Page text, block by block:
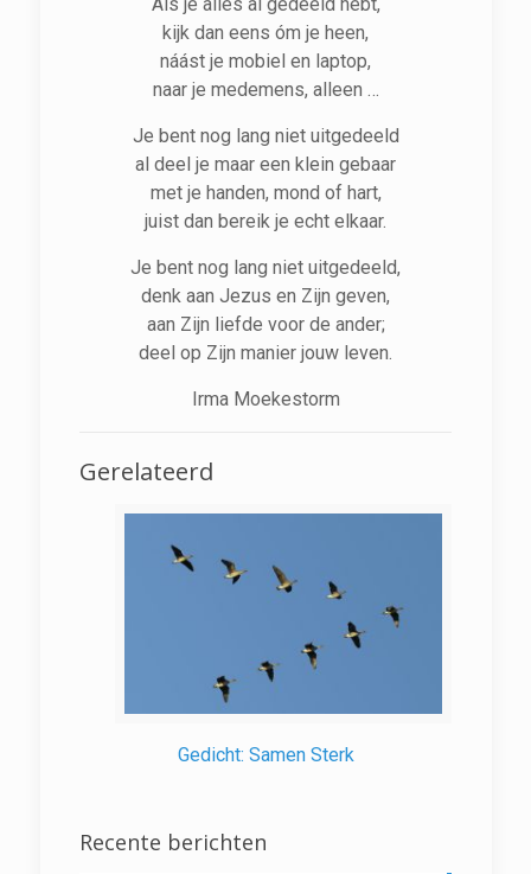
kijk dan eens óm je heen,
náást je mobiel en laptop,
naar je medemens, alleen …
Je bent nog lang niet uitgedeeld
al deel je maar een klein gebaar
met je handen, mond of hart,
juist dan bereik je echt elkaar.
Je bent nog lang niet uitgedeeld,
denk aan Jezus en Zijn geven,
aan Zijn liefde voor de ander;
deel op Zijn manier jouw leven.
Irma Moekestorm
Gerelateerd
Gedicht: Samen Sterk
Recente berichten